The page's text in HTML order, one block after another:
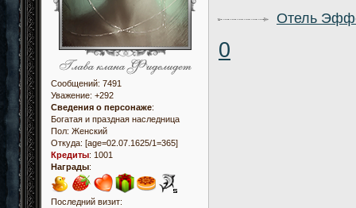
Сообщений: 7491
Уважение: +292
Сведения о персонаже:
Богатая и праздная наследница
Пол: Женский
Откуда: [age=02.07.1625/1=365]
Кредиты: 1001
Награды:
Последний визит:
Отель
0